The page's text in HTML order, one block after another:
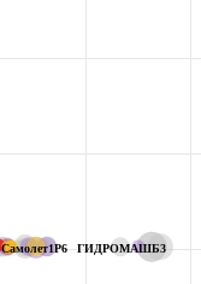
Самолет1P6 ГИДРОМАШБ3